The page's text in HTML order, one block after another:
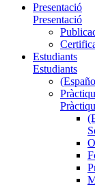
Presentació
Presentació
Estudiants
Estudiants